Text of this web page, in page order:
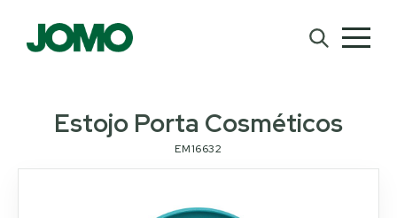
Estojo Porta Cosméticos
EM16632